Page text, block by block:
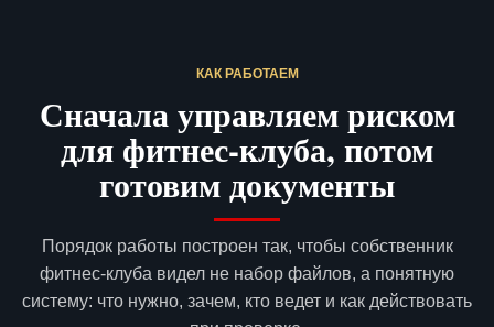
КАК РАБОТАЕМ
Сначала управляем риском
для фитнес-клуба, потом
готовим документы
Порядок работы построен так, чтобы собственник
фитнес-клуба видел не набор файлов, а понятную
систему: что нужно, зачем, кто ведет и как действовать